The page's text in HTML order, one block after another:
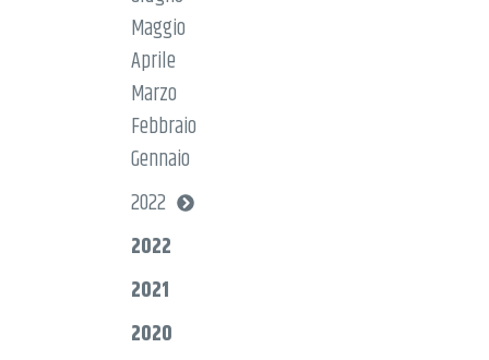
Maggio
Aprile
Marzo
Febbraio
Gennaio
2022
2022
2021
2020